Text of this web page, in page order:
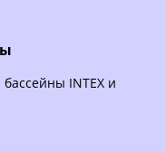
INTEX и